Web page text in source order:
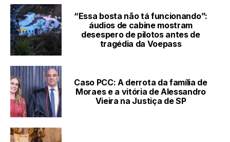
“Essa bosta não tá funcionando”:
áudios de cabine mostram
desespero de pilotos antes de
tragédia da Voepass
Caso PCC: A derrota da família de
Moraes e a vitória de Alessandro
Vieira na Justiça de SP